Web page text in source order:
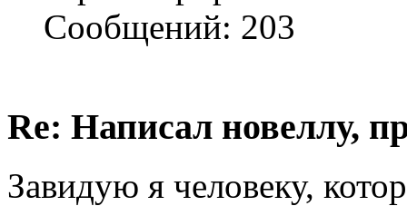
Сообщений: 203
Re: Написал новеллу,
Завидую я человеку,